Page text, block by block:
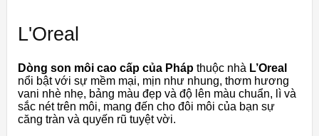
L'Oreal
Dòng son môi cao cấp của Pháp thuộc nhà L’Oreal
nổi bật với sự mềm mại, mịn như nhung, thơm hương
vani nhè nhẹ, bảng màu đẹp và độ lên màu chuẩn, lì và
sắc nét trên môi, mang đến cho đôi môi của bạn sự
căng tràn và quyến rũ tuyệt vời.